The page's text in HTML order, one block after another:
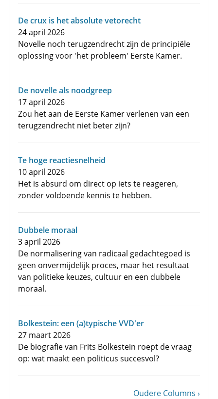
De crux is het absolute vetorecht
24 april 2026
Novelle noch terugzendrecht zijn de principiële
oplossing voor 'het probleem' Eerste Kamer.
De novelle als noodgreep
17 april 2026
Zou het aan de Eerste Kamer verlenen van een
terugzendrecht niet beter zijn?
Te hoge reactiesnelheid
10 april 2026
Het is absurd om direct op iets te reageren,
zonder voldoende kennis te hebben.
Dubbele moraal
3 april 2026
De normalisering van radicaal gedachtegoed is
geen onvermijdelijk proces, maar het resultaat
van politieke keuzes, cultuur en een dubbele
moraal.
Bolkestein: een (a)typische VVD'er
27 maart 2026
De biografie van Frits Bolkestein roept de vraag
op: wat maakt een politicus succesvol?
Volgende
Oudere Columns